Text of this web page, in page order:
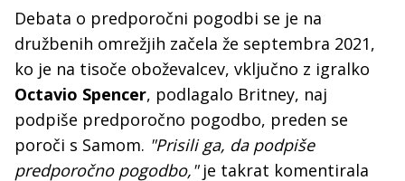
Debata o predporočni pogodbi se je na
družbenih omrežjih začela že septembra 2021,
ko je na tisoče oboževalcev, vključno z igralko
Octavio Spencer, podlagalo Britney, naj
podpiše predporočno pogodbo, preden se
poroči s Samom. "Prisili ga, da podpiše
predporočno pogodbo,"je takrat komentirala